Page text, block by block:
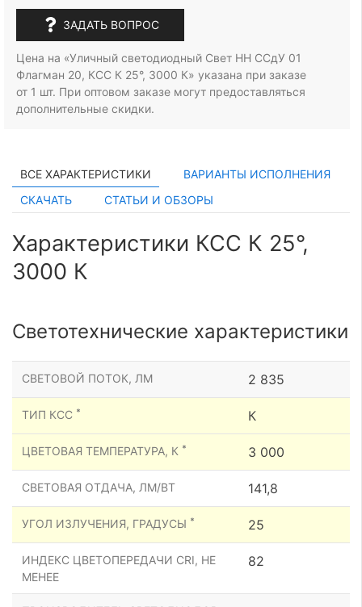
ЗАДАТЬ ВОПРОС
Цена на «Уличный светодиодный Свет НН ССдУ 01
Флагман 20, КСС К 25°, 3000 К» указана при заказе
от 1 шт. При оптовом заказе могут предоставляться
дополнительные скидки.
ВСЕ ХАРАКТЕРИСТИКИ
ВАРИАНТЫ ИСПОЛНЕНИЯ
СКАЧАТЬ
СТАТЬИ И ОБЗОРЫ
Характеристики КСС К 25°,
3000 К
Светотехнические характеристики
СВЕТОВОЙ ПОТОК, ЛМ 2 835
ТИП КСС * К
ЦВЕТОВАЯ ТЕМПЕРАТУРА, К * 3 000
СВЕТОВАЯ ОТДАЧА, ЛМ/ВТ 141,8
УГОЛ ИЗЛУЧЕНИЯ, ГРАДУСЫ * 25
ИНДЕКС ЦВЕТОПЕРЕДАЧИ CRI, НЕ
МЕНЕЕ
82